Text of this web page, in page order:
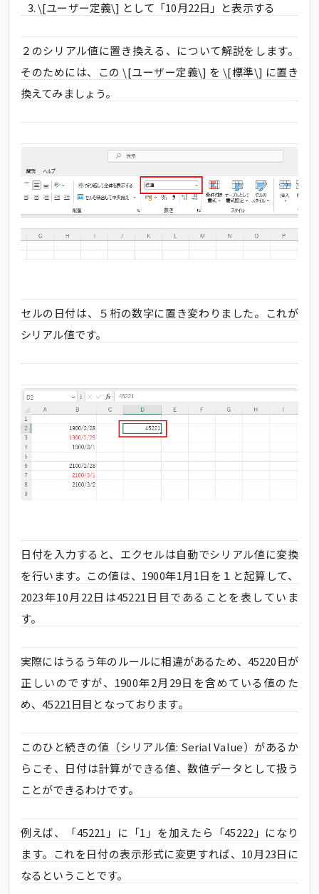
\[ユーザー定義\] として「10月22日」と表示する
２のシリアル値に置き換える、について解説をします。
そのためには、この \[ユーザー定義\] を \[標準\] に置き
換えてみましょう。
セルの日付は、５桁の数字に置き変わりました。これが
シリアル値です。
日付を入力すると、エクセルは自動でシリアル値に変換
を行います。この値は、1900年1月1日を１と起算して、
2023年10月22日は45221日目であることを表していま
す。
実際にはうるう年のルールに相違があるため、45220日が
正しいのですが、1900年2月29日を含めている値のた
め、45221日目となっております。
このひと続きの値（シリアル値: Serial Value）があるか
らこそ、日付は計算ができる値、数値データとして扱う
ことができるわけです。
例えば、「45221」に「1」を加えたら「45222」になり
ます。これを日付の表示形式に変更すれば、10月23日に
なるということです。